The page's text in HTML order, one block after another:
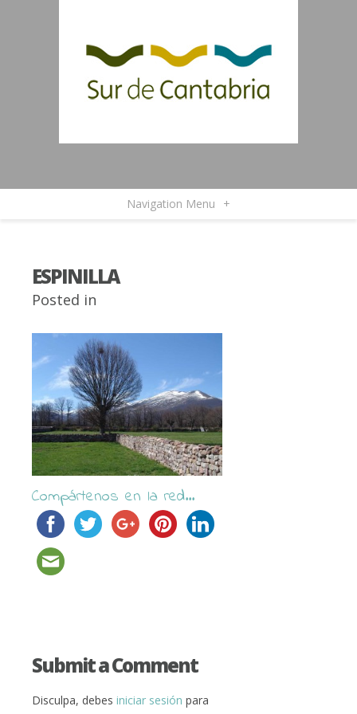
Navigation Menu +
ESPINILLA
Posted in
Compártenos en la red...
Submit a Comment
Disculpa, debes iniciar sesión para